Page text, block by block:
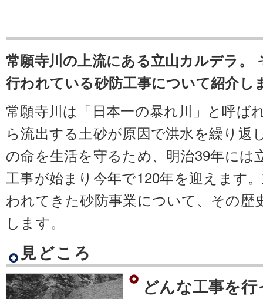
常願寺川の上流にある立山カルデラ。
行われている砂防工事について紹介し
常願寺川は「日本一の暴れ川」と呼ば
ら流出する土砂が原因で洪水を繰り返
の命を生活を守るため、明治39年には
工事が始まり今年で120年を迎えます
われてきた砂防事業について、その歴
します。
見どころ
どんな工事を